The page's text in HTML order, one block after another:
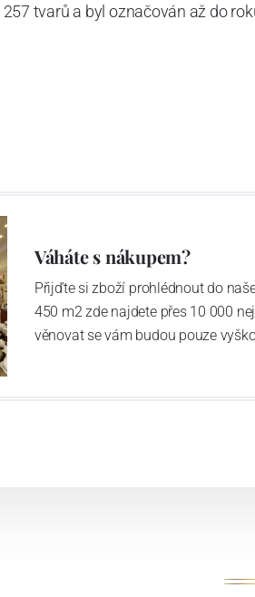
tvarů a byl označován až do
název
Váháte s nákupem?
Přijďte si zboží prohlédnout do
450 m2 zde najdete přes 10 000
věnovat se vám budou pouze